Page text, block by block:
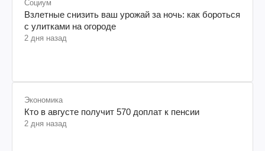
Социум
Взлетные снизить ваш урожай за ночь: как бороться
с улитками на огороде
2 дня назад
Экономика
Кто в августе получит 570 доплат к пенсии
2 дня назад